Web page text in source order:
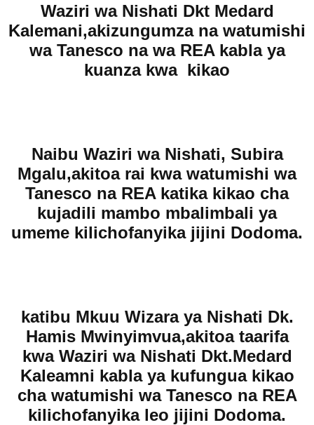
Waziri wa Nishati Dkt Medard
Kalemani,akizungumza na watumishi
wa Tanesco na wa REA kabla ya
kuanza kwa kikao
Naibu Waziri wa Nishati, Subira
Mgalu,akitoa rai kwa watumishi wa
Tanesco na REA katika kikao cha
kujadili mambo mbalimbali ya
umeme kilichofanyika jijini Dodoma.
katibu Mkuu Wizara ya Nishati Dk.
Hamis Mwinyimvua,akitoa taarifa
kwa Waziri wa Nishati Dkt.Medard
Kaleamni kabla ya kufungua kikao
cha watumishi wa Tanesco na REA
kilichofanyika leo jijini Dodoma.